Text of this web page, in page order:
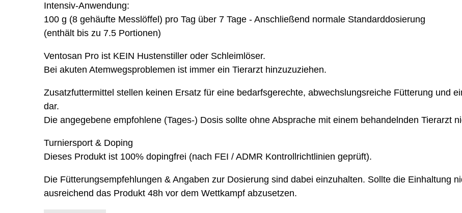
Intensiv-Anwendung:
100 g (8 gehäufte Messlöffel) pro Tag über 7 Tage - Anschließend normale Standarddosierung
(enthält bis zu 7.5 Portionen)
Ventosan Pro ist KEIN Hustenstiller oder Schleimlöser.
Bei akuten Atemwegsproblemen ist immer ein Tierarzt hinzuzuziehen.
Zusatzfuttermittel stellen keinen Ersatz für eine bedarfsgerechte, abwechslungsreiche Fütterung und
dar.
Die angegebene empfohlene (Tages-) Dosis sollte ohne Absprache mit einem behandelnden Tierarzt
Turniersport & Doping
Dieses Produkt ist 100% dopingfrei (nach FEI / ADMR Kontrollrichtlinien geprüft).
Die Fütterungsempfehlungen & Angaben zur Dosierung sind dabei einzuhalten. Sollte die Einhaltung
ausreichend das Produkt 48h vor dem Wettkampf abzusetzen.